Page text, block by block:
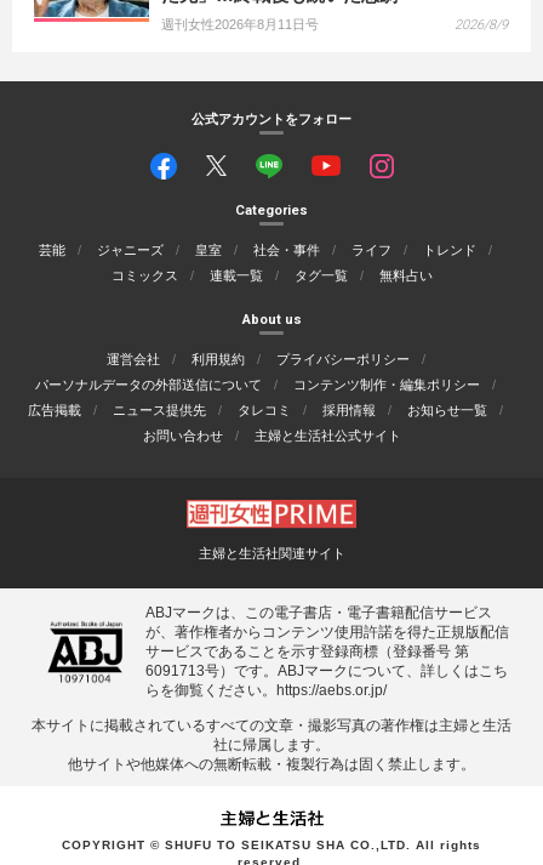
週刊女性2026年8月11日号 2026/8/9
公式アカウントをフォロー
Categories
芸能 ジャニーズ 皇室 社会・事件 ライフ
トレンド
コミックス
連載一覧 タグ一覧 無料占い
About us
運営会社 利用規約
プライバシーポリシー
パーソナルデータの外部送信について
コンテンツ制作・編集ポリシー
広告掲載
ニュース提供先 タレコミ 採用情報
お知らせ一覧
お問い合わせ
主婦と生活社公式サイト
主婦と生活社関連サイト
ABJマークは、この電子書店・電子書籍配信サービス
が、著作権者からコンテンツ使用許諾を得た正規版配信
サービスであることを示す登録商標（登録番号 第
6091713号）です。ABJマークについて、詳しくはこち
らを御覧ください。
https://aebs.or.jp/
本サイトに掲載されているすべての⽂章・撮影写真の著作権は主婦と⽣活
社に帰属します。
他サイトや他媒体への無断転載・複製⾏為は固く禁⽌します。
COPYRIGHT © SHUFU TO SEIKATSU SHA CO.,LTD. All rights
reserved.